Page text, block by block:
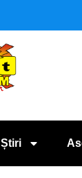
Știri